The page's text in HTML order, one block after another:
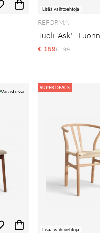
Lisää vaihtoehtoja
REFORMA
Tuoli 'Ask' -
€ 159Normaali hinta
€ 199
Varastossa
SUPER DEALS
Lisää vaihtoehtoja